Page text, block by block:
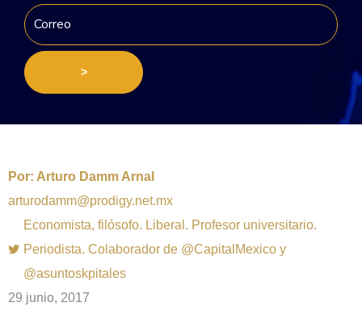
>
Por: Arturo Damm Arnal
arturodamm@prodigy.net.mx
Economista, filósofo. Liberal. Profesor universitario.
Periodista. Colaborador de @CapitalMexico y
@asuntoskpitales
29 junio, 2017